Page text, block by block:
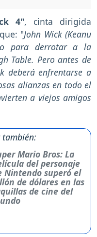
4", cinta dirigida
"John Wick (Keanu
para derrotar a la
Table. Pero antes de
deberá enfrentarse a
alianzas en todo el
a viejos amigos
también:
Mario Bros: La
del personaje
Nintendo superó el
de dólares en las
de cine del